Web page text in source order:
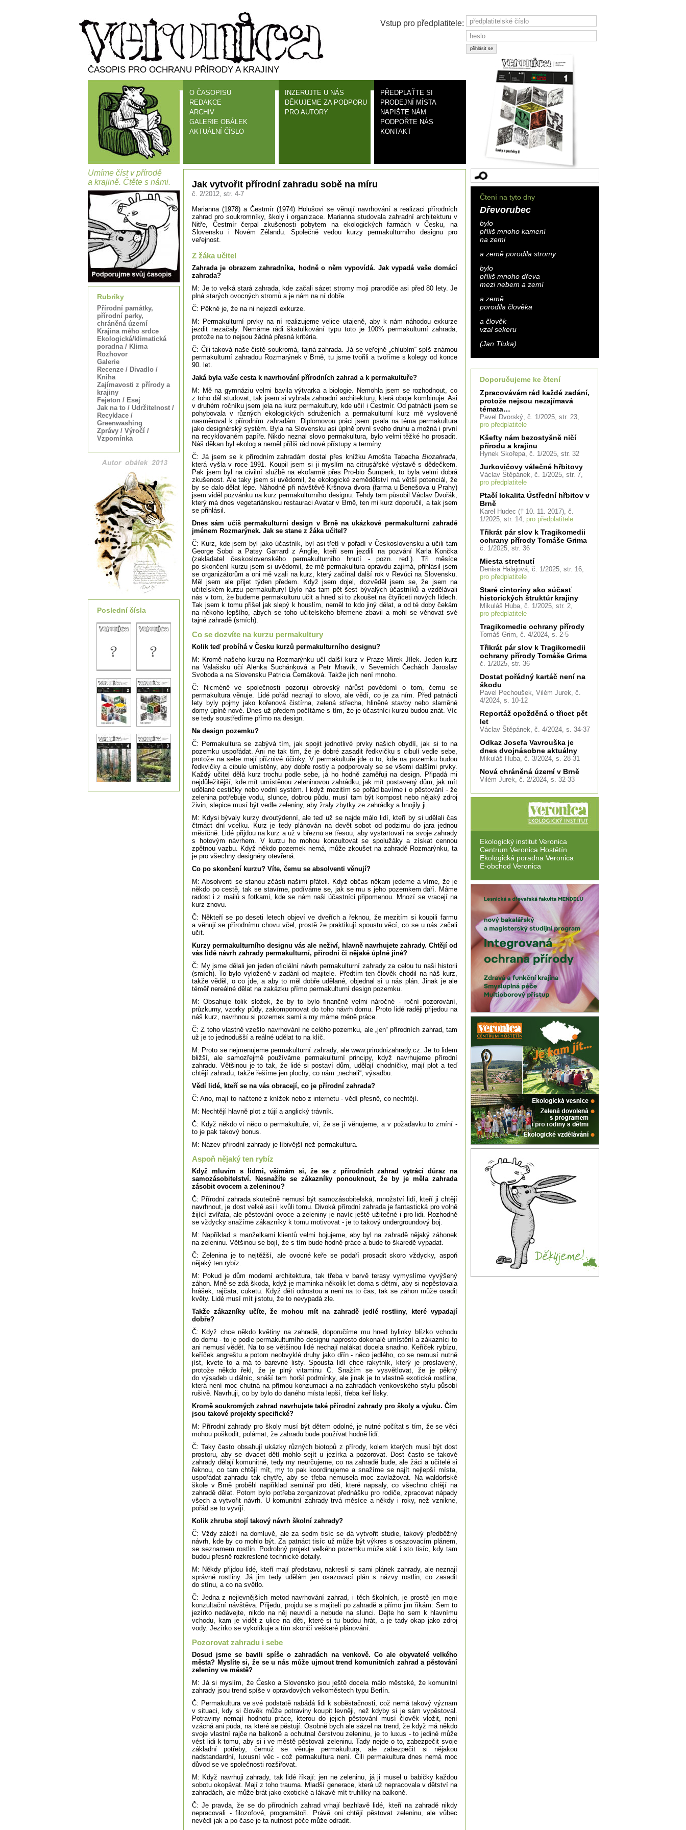
Vstup pro předplatitele:
ČASOPIS PRO OCHRANU PŘÍRODY A KRAJINY
O ČASOPISU
REDAKCE
ARCHIV
GALERIE OBÁLEK
AKTUÁLNÍ ČÍSLO
INZERUJTE U NÁS
DĚKUJEME ZA PODPORU
PRO AUTORY
PŘEDPLAŤTE SI
PRODEJNÍ MÍSTA
NAPIŠTE NÁM
PODPOŘTE NÁS
KONTAKT
Umíme číst v přírodě
a krajině. Čtěte s námi.
Rubriky
Přírodní památky,
přírodní parky,
chráněná území
Krajina mého srdce
Ekologická/klimatická
poradna / Klima
Rozhovor
Galerie
Recenze / Divadlo /
Kniha
Zajímavosti z přírody a
krajiny
Fejeton / Esej
Jak na to / Udržitelnost /
Recyklace /
Greenwashing
Zprávy / Výročí /
Vzpomínka
Poslední čísla
Čtení na tyto dny
Dřevorubec
bylo
příliš mnoho kamení
na zemi
a země porodila stromy
bylo
příliš mnoho dřeva
mezi nebem a zemí
a země
porodila člověka
a člověk
vzal sekeru
(Jan Tluka)
Doporučujeme ke čtení
Zpracovávám rád každé zadání,
protože nejsou nezajímavá
témata…
Pavel Dvorský, č. 1/2025, str. 23,
pro předplatitele
Kšefty nám bezostyšně ničí
přírodu a krajinu
Hynek Skořepa, č. 1/2025, str. 32
Jurkovičovy válečné hřbitovy
Václav Štěpánek, č. 1/2025, str. 7,
pro předplatitele
Ptačí lokalita Ústřední hřbitov v
Brně
Karel Hudec († 10. 11. 2017), č.
1/2025, str. 14, pro předplatitele
Třikrát pár slov k Tragikomedii
ochrany přírody Tomáše Grima
č. 1/2025, str. 36
Miesta stretnutí
Denisa Halajová, č. 1/2025, str. 16,
pro předplatitele
Staré cintoríny ako súčasť
historických štruktúr krajiny
Mikuláš Huba, č. 1/2025, str. 2,
pro předplatitele
Tragikomedie ochrany přírody
Tomáš Grim, č. 4/2024, s. 2-5
Třikrát pár slov k Tragikomedii
ochrany přírody Tomáše Grima
č. 1/2025, str. 36
Dostat pořádný kartáč není na
škodu
Pavel Pechoušek, Vilém Jurek, č.
4/2024, s. 10-12
Reportáž opožděná o třicet pět
let
Václav Štěpánek, č. 4/2024, s. 34-37
Odkaz Josefa Vavrouška je
dnes dvojnásobne aktuálny
Mikuláš Huba, č. 3/2024, s. 28-31
Nová chráněná území v Brně
Vilém Jurek, č. 2/2024, s. 32-33
Ekologický institut Veronica
Centrum Veronica Hostětín
Ekologická poradna Veronica
E-obchod Veronica
Jak vytvořit přírodní zahradu sobě na míru
č. 2/2012, str. 4-7
Marianna (1978) a Čestmír (1974) Holušovi se věnují navrhování a realizaci přírodních
zahrad pro soukromníky, školy i organizace. Marianna studovala zahradní architekturu v
Nitře, Čestmír čerpal zkušenosti pobytem na ekologických farmách v Česku, na
Slovensku i Novém Zélandu. Společně vedou kurzy permakulturního designu pro
veřejnost.
Z žáka učitel
Zahrada je obrazem zahradníka, hodně o něm vypovídá. Jak vypadá vaše domácí
zahrada?
M: Je to velká stará zahrada, kde začali sázet stromy moji prarodiče asi před 80 lety. Je
plná starých ovocných stromů a je nám na ní dobře.
Č: Pěkné je, že na ni nejezdí exkurze.
M: Permakulturní prvky na ní realizujeme velice utajeně, aby k nám náhodou exkurze
jezdit nezačaly. Nemáme rádi škatulkování typu toto je 100% permakulturní zahrada,
protože na to nejsou žádná přesná kritéria.
Č: Čili taková naše čistě soukromá, tajná zahrada. Já se veřejně „chlubím“ spíš známou
permakulturní zahradou Rozmarýnek v Brně, tu jsme tvořili a tvoříme s kolegy od konce
90. let.
Jaká byla vaše cesta k navrhování přírodních zahrad a k permakultuře?
M: Mě na gymnáziu velmi bavila výtvarka a biologie. Nemohla jsem se rozhodnout, co
z toho dál studovat, tak jsem si vybrala zahradní architekturu, která oboje kombinuje. Asi
v druhém ročníku jsem jela na kurz permakultury, kde učil i Čestmír. Od patnácti jsem se
pohybovala v různých ekologických sdruženích a permakulturní kurz mě vysloveně
nasměroval k přírodním zahradám. Diplomovou práci jsem psala na téma permakultura
jako designérský systém. Byla na Slovensku asi úplně první svého druhu a možná i první
na recyklovaném papíře. Nikdo neznal slovo permakultura, bylo velmi těžké ho prosadit.
Náš děkan byl ekolog a neměl příliš rád nové přístupy a termíny.
Č: Já jsem se k přírodním zahradám dostal přes knížku Arnošta Tabacha Biozahrada,
která vyšla v roce 1991. Koupil jsem si ji myslím na citrusářské výstavě s dědečkem.
Pak jsem byl na civilní službě na ekofarmě přes Pro-bio Šumperk, to byla velmi dobrá
zkušenost. Ale taky jsem si uvědomil, že ekologické zemědělství má větší potenciál, že
by se dalo dělat lépe. Náhodně při návštěvě Kršnova dvora (farma u Benešova u Prahy)
jsem viděl pozvánku na kurz permakulturního designu. Tehdy tam působil Václav Dvořák,
který má dnes vegetariánskou restauraci Avatar v Brně, ten mi kurz doporučil, a tak jsem
se přihlásil.
Dnes sám učíš permakulturní design v Brně na ukázkové permakulturní zahradě
jménem Rozmarýnek. Jak se stane z žáka učitel?
Č: Kurz, kde jsem byl jako účastník, byl asi třetí v pořadí v Československu a učili tam
George Sobol a Patsy Garrard z Anglie, kteří sem jezdili na pozvání Karla Končka
(zakladatel československého permakulturního hnutí - pozn. red.). Tři měsíce
po skončení kurzu jsem si uvědomil, že mě permakultura opravdu zajímá, přihlásil jsem
se organizátorům a oni mě vzali na kurz, který začínal další rok v Revúci na Slovensku.
Měl jsem ale přijet týden předem. Když jsem dojel, dozvěděl jsem se, že jsem na
učitelském kurzu permakultury! Bylo nás tam pět šest bývalých účastníků a vzdělávali
nás v tom, že budeme permakulturu učit a hned si to zkoušet na čtyřiceti nových lidech.
Tak jsem k tomu přišel jak slepý k houslím, neměl to kdo jiný dělat, a od té doby čekám
na někoho lepšího, abych se toho učitelského břemene zbavil a mohl se věnovat své
tajné zahradě (smích).
Co se dozvíte na kurzu permakultury
Kolik teď probíhá v Česku kurzů permakulturního designu?
M: Kromě našeho kurzu na Rozmarýnku učí další kurz v Praze Mirek Jílek. Jeden kurz
na Valašsku učí Alenka Suchánková a Petr Mravík, v Severních Čechách Jaroslav
Svoboda a na Slovensku Patricia Černáková. Takže jich není mnoho.
Č: Nicméně ve společnosti pozoruji obrovský nárůst povědomí o tom, čemu se
permakultura věnuje. Lidé pořád neznají to slovo, ale vědí, co je za ním. Před patnácti
lety byly pojmy jako kořenová čistírna, zelená střecha, hliněné stavby nebo slaměné
domy úplně nové. Dnes už předem počítáme s tím, že je účastníci kurzu budou znát. Víc
se tedy soustředíme přímo na design.
Na design pozemku?
Č: Permakultura se zabývá tím, jak spojit jednotlivé prvky našich obydlí, jak si to na
pozemku uspořádat. Ani ne tak tím, že je dobré zasadit ředkvičku s cibulí vedle sebe,
protože na sebe mají příznivé účinky. V permakultuře jde o to, kde na pozemku budou
ředkvičky a cibule umístěny, aby dobře rostly a podporovaly se se všemi dalšími prvky.
Každý učitel dělá kurz trochu podle sebe, já ho hodně zaměřuji na design. Připadá mi
nejdůležitější, kde mít umístěnou zeleninovou zahrádku, jak mít postavený dům, jak mít
udělané cestičky nebo vodní systém. I když mezitím se pořád bavíme i o pěstování - že
zelenina potřebuje vodu, slunce, dobrou půdu, musí tam být kompost nebo nějaký zdroj
živin, slepice musí být vedle zeleniny, aby žraly zbytky ze zahrádky a hnojily ji.
M: Kdysi bývaly kurzy dvoutýdenní, ale teď už se najde málo lidí, kteří by si udělali čas
čtrnáct dní vcelku. Kurz je tedy plánován na devět sobot od podzimu do jara jednou
měsíčně. Lidé přijdou na kurz a už v březnu se třesou, aby vystartovali na svoje zahrady
s hotovým návrhem. V kurzu ho mohou konzultovat se spolužáky a získat cennou
zpětnou vazbu. Když někdo pozemek nemá, může zkoušet na zahradě Rozmarýnku, ta
je pro všechny designéry otevřená.
Co po skončení kurzu? Víte, čemu se absolventi věnují?
M: Absolventi se stanou zčásti našimi přáteli. Když občas někam jedeme a víme, že je
někdo po cestě, tak se stavíme, podíváme se, jak se mu s jeho pozemkem daří. Máme
radost i z mailů s fotkami, kde se nám naši účastníci připomenou. Mnozí se vracejí na
kurz znovu.
Č: Někteří se po deseti letech objeví ve dveřích a řeknou, že mezitím si koupili farmu
a věnují se přírodnímu chovu včel, prostě že praktikují spoustu věcí, co se u nás začali
učit.
Kurzy permakulturního designu vás ale neživí, hlavně navrhujete zahrady. Chtějí od
vás lidé návrh zahrady permakulturní, přírodní či nějaké úplně jiné?
Č: My jsme dělali jen jeden oficiální návrh permakulturní zahrady za celou tu naši historii
(smích). To bylo vyloženě v zadání od majitele. Předtím ten člověk chodil na náš kurz,
takže věděl, o co jde, a aby to měl dobře udělané, objednal si u nás plán. Jinak je ale
téměř nereálné dělat na zakázku přímo permakulturní design pozemku.
M: Obsahuje tolik složek, že by to bylo finančně velmi náročné - roční pozorování,
průzkumy, vzorky půdy, zakomponovat do toho návrh domu. Proto lidé raději přijedou na
náš kurz, navrhnou si pozemek sami a my máme méně práce.
Č: Z toho vlastně vzešlo navrhování ne celého pozemku, ale „jen“ přírodních zahrad, tam
už je to jednodušší a reálné udělat to na klíč.
M: Proto se nejmenujeme permakulturní zahrady, ale www.prirodnizahrady.cz. Je to lidem
bližší, ale samozřejmě používáme permakulturní principy, když navrhujeme přírodní
zahradu. Většinou je to tak, že lidé si postaví dům, udělají chodníčky, mají plot a teď
chtějí zahradu, takže řešíme jen plochy, co nám „nechali“, výsadbu.
Vědí lidé, kteří se na vás obracejí, co je přírodní zahrada?
Č: Ano, mají to načtené z knížek nebo z internetu - vědí přesně, co nechtějí.
M: Nechtějí hlavně plot z tújí a anglický trávník.
Č: Když někdo ví něco o permakultuře, ví, že se jí věnujeme, a v požadavku to zmíní -
to je pak takový bonus.
M: Název přírodní zahrady je líbivější než permakultura.
Aspoň nějaký ten rybíz
Když mluvím s lidmi, všímám si, že se z přírodních zahrad vytrácí důraz na
samozásobitelství. Nesnažíte se zákazníky ponouknout, že by je měla zahrada
zásobit ovocem a zeleninou?
Č: Přírodní zahrada skutečně nemusí být samozásobitelská, množství lidí, kteří ji chtějí
navrhnout, je dost velké asi i kvůli tomu. Divoká přírodní zahrada je fantastická pro volně
žijící zvířata, ale pěstování ovoce a zeleniny je navíc ještě užitečné i pro lidi. Rozhodně
se vždycky snažíme zákazníky k tomu motivovat - je to takový undergroundový boj.
M: Například s manželkami klientů velmi bojujeme, aby byl na zahradě nějaký záhonek
na zeleninu. Většinou se bojí, že s tím bude hodně práce a bude to škaredě vypadat.
Č: Zelenina je to nejtěžší, ale ovocné keře se podaří prosadit skoro vždycky, aspoň
nějaký ten rybíz.
M: Pokud je dům moderní architektura, tak třeba v barvě terasy vymyslíme vyvýšený
záhon. Mně se zdá škoda, když je maminka několik let doma s dětmi, aby si nepěstovala
hrášek, rajčata, cuketu. Když děti odrostou a není na to čas, tak se záhon může osadit
květy. Lidé musí mít jistotu, že to nevypadá zle.
Takže zákazníky učíte, že mohou mít na zahradě jedlé rostliny, které vypadají
dobře?
Č: Když chce někdo květiny na zahradě, doporučíme mu hned bylinky blízko vchodu
do domu - to je podle permakulturního designu naprosto dokonalé umístění a zákazníci to
ani nemusí vědět. Na to se většinou lidé nechají nalákat docela snadno. Keříček rybízu,
keříček angreštu a potom neobvyklé druhy jako dřín - něco jedlého, co se nemusí nutně
jíst, kvete to a má to barevné listy. Spousta lidí chce rakytník, který je proslavený,
protože někdo řekl, že je plný vitaminu C. Snažím se vysvětlovat, že je pěkný
do výsadeb u dálnic, snáší tam horší podmínky, ale jinak je to vlastně exotická rostlina,
která není moc chutná na přímou konzumaci a na zahradách venkovského stylu působí
rušivě. Navrhuji, co by bylo do daného místa lepší, třeba keř lísky.
Kromě soukromých zahrad navrhujete také přírodní zahrady pro školy a výuku. Čím
jsou takové projekty specifické?
M: Přírodní zahrady pro školy musí být dětem odolné, je nutné počítat s tím, že se věci
mohou poškodit, polámat, že zahradu bude používat hodně lidí.
Č: Taky často obsahují ukázky různých biotopů z přírody, kolem kterých musí být dost
prostoru, aby se dvacet dětí mohlo sejít u jezírka a pozorovat. Dost často se takové
zahrady dělají komunitně, tedy my neurčujeme, co na zahradě bude, ale žáci a učitelé si
řeknou, co tam chtějí mít, my to pak koordinujeme a snažíme se najít nejlepší místa,
uspořádat zahradu tak chytře, aby se třeba nemusela moc zavlažovat. Na waldorfské
škole v Brně proběhl například seminář pro děti, které napsaly, co všechno chtějí na
zahradě dělat. Potom bylo potřeba zorganizovat přednášku pro rodiče, zpracovat nápady
všech a vytvořit návrh. U komunitní zahrady trvá měsíce a někdy i roky, než vznikne,
pořád se to vyvíjí.
Kolik zhruba stojí takový návrh školní zahrady?
Č: Vždy záleží na domluvě, ale za sedm tisíc se dá vytvořit studie, takový předběžný
návrh, kde by co mohlo být. Za patnáct tisíc už může být výkres s osazovacím plánem,
se seznamem rostlin. Podrobný projekt velkého pozemku může stát i sto tisíc, kdy tam
budou přesně rozkreslené technické detaily.
M: Někdy přijdou lidé, kteří mají představu, nakreslí si sami plánek zahrady, ale neznají
správné rostliny. Já jim tedy udělám jen osazovací plán s názvy rostlin, co zasadit
do stínu, a co na světlo.
Č: Jedna z nejlevnějších metod navrhování zahrad, i těch školních, je prostě jen moje
konzultační návštěva. Přijedu, projdu se s majiteli po zahradě a přímo jim říkám: Sem to
jezírko nedávejte, nikdo na něj neuvidí a nebude na slunci. Dejte ho sem k hlavnímu
vchodu, kam je vidět z ulice na děti, které si tu budou hrát, a je tady okap jako zdroj
vody. Jezírko se vykolíkuje a tím skončí veškeré plánování.
Pozorovat zahradu i sebe
Dosud jsme se bavili spíše o zahradách na venkově. Co ale obyvatelé velkého
města? Myslíte si, že se u nás může ujmout trend komunitních zahrad a pěstování
zeleniny ve městě?
M: Já si myslím, že Česko a Slovensko jsou ještě docela málo městské, že komunitní
zahrady jsou trend spíše v opravdových velkoměstech typu Berlín.
Č: Permakultura ve své podstatě nabádá lidi k soběstačnosti, což nemá takový význam
v situaci, kdy si člověk může potraviny koupit levněji, než kdyby si je sám vypěstoval.
Potraviny nemají hodnotu práce, kterou do jejich pěstování musí člověk vložit, není
vzácná ani půda, na které se pěstují. Osobně bych ale sázel na trend, že když má někdo
svoje vlastní rajče na balkoně a ochutnal čerstvou zeleninu, je to luxus - to jediné může
vést lidi k tomu, aby si i ve městě pěstovali zeleninu. Tady nejde o to, zabezpečit svoje
základní potřeby, čemuž se věnuje permakultura, ale zabezpečit si nějakou
nadstandardní, luxusní věc - což permakultura není. Čili permakultura dnes nemá moc
důvod se ve společnosti rozšiřovat.
M: Když navrhuji zahrady, tak lidé říkají: jen ne zeleninu, já ji musel u babičky každou
sobotu okopávat. Mají z toho trauma. Mladší generace, která už nepracovala v dětství na
zahradách, ale může brát jako exotické a lákavé mít truhlíky na balkoně.
Č: Je pravda, že se do přírodních zahrad vrhají bezhlavě lidé, kteří na zahradě nikdy
nepracovali - filozofové, programátoři. Právě oni chtějí pěstovat zeleninu, ale vůbec
nevědí jak a po čase je ta nutnost péče může odradit.